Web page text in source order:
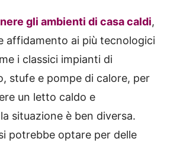
gli ambienti di casa caldi,
affidamento ai più tecnologici
i classici impianti di
stufe e pompe di calore, per
un letto caldo e
situazione è ben diversa.
potrebbe optare per delle